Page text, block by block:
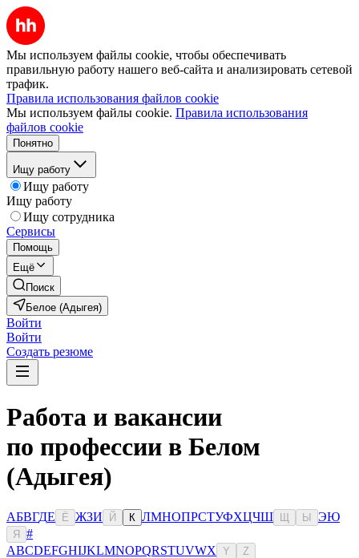
Мы используем файлы cookie, чтобы обеспечивать
правильную работу нашего веб-сайта и анализировать сетевой
трафик.
Правила использования файлов cookie
Мы используем файлы cookie. Правила использования
файлов cookie
Понятно
Ищу работу
Ищу работу
Ищу работу
Ищу сотрудника
Сервисы
Помощь
Ещё
Поиск
Белое (Адыгея)
Войти
Войти
Создать резюме
Работа и вакансии
по профессии в Белом
(Адыгея)
АБВГДЕ Ё ЖЗИ Й К ЛМНОПРСТУФХЦЧШ Ы ЭЮ
Я
#
ABCDEFGHIJKLMNOPQRSTUVWX Y Z